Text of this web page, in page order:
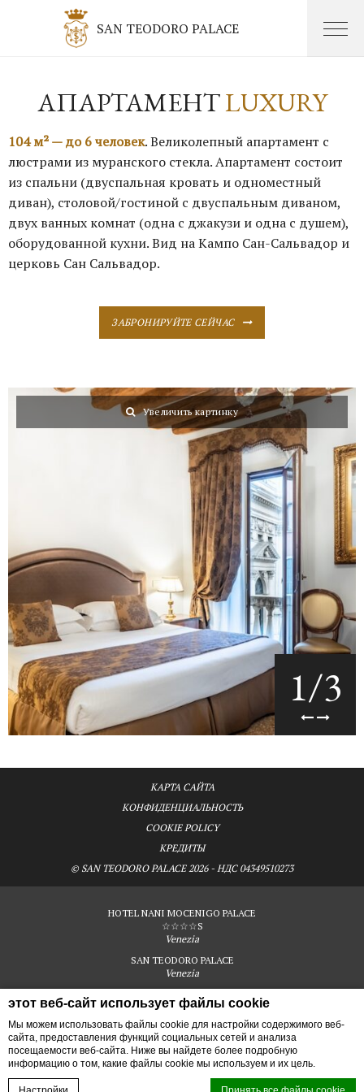
этот веб-сайт использует файлы cookie
Мы можем использовать файлы cookie для настройки содержимого веб-
сайта, предоставления функций социальных сетей и анализа
посещаемости веб-сайта. Ниже вы найдете более подробную
информацию о том, какие файлы cookie мы используем и их цель.
SAN TEODORO PALACE
Забронируйте
АПАРТАМЕНТLUXURY
104 м² — до 6 человек. Великолепный апартамент с
люстрами из муранского стекла. Апартамент состоит
из спальни (двуспальная кровать и одноместный
диван), столовой/гостиной с двуспальным диваном,
двух ванных комнат (одна с джакузи и одна с душем),
оборудованной кухни. Вид на Кампо Сан-Сальвадор и
церковь Сан Сальвадор.
ЗАБРОНИРУЙТЕ СЕЙЧАС
1/3
Увеличить картинку
КАРТА САЙТА
КОНФИДЕНЦИАЛЬНОСТЬ
COOKIE POLICY
КРЕДИТЫ
© SAN TEODORO PALACE 2026 - НДС 04349510273
HOTEL NANI MOCENIGO PALACE
☆☆☆☆S
Venezia
SAN TEODORO PALACE
Venezia
апартаменты - Апартамент Luxury Апарт-отель Венеция San Teodoro
Palace